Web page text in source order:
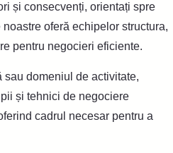
și consecvenți, orientați spre
oferă echipelor structura,
pentru negocieri eficiente.
sau domeniul de activitate,
și tehnici de negociere
cadrul necesar pentru a